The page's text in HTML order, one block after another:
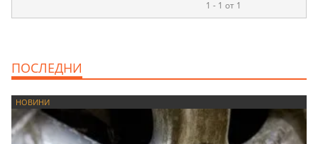
1 - 1 от 1
ПОСЛЕДНИ
НОВИНИ